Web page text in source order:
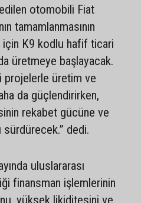
otomobili Fiat
tamamlanmasının
için K9 kodlu hafif ticari
üretmeye başlayacak.
projelerle üretim ve
da güçlendirirken,
rekabet gücüne ve
sürdürecek.” dedi.
uluslararası
finansman işlemlerinin
yüksek likiditesini ve